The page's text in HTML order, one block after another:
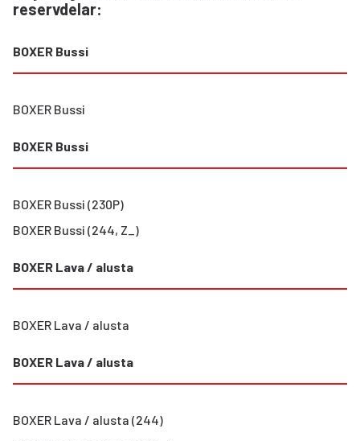
reservdelar:
BOXER Bussi
BOXER Bussi
BOXER Bussi
BOXER Bussi (230P)
BOXER Bussi (244, Z_)
BOXER Lava / alusta
BOXER Lava / alusta
BOXER Lava / alusta
BOXER Lava / alusta (244)